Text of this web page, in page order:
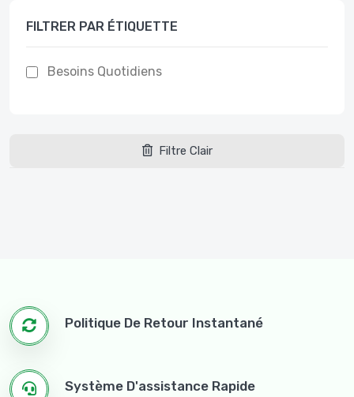
FILTRER PAR ÉTIQUETTE
Besoins Quotidiens
Filtre Clair
Politique De Retour Instantané
Système D'assistance Rapide